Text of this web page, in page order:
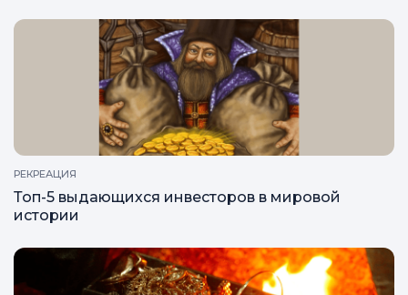
РЕКРЕАЦИЯ
Топ-5 выдающихся инвесторов в мировой
истории